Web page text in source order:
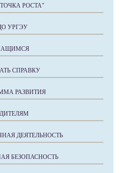
РОСТА"
УРГЭУ
СПРАВКУ
РАЗВИТИЯ
ДЕЯТЕЛЬНОСТЬ
БЕЗОПАСНОСТЬ